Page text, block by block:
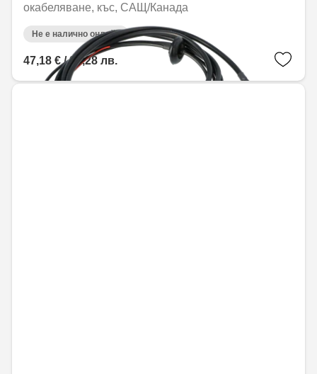
окабеляване, къс, САЩ/Канада
Не е налично онлайн
47,18 € / 92,28 лв.